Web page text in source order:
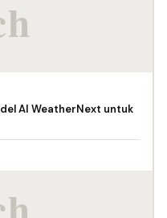
AI WeatherNext untuk